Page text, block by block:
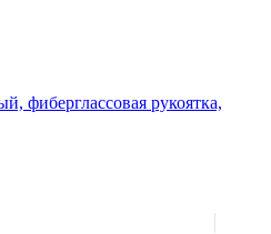
фиберглассовая рукоятка,